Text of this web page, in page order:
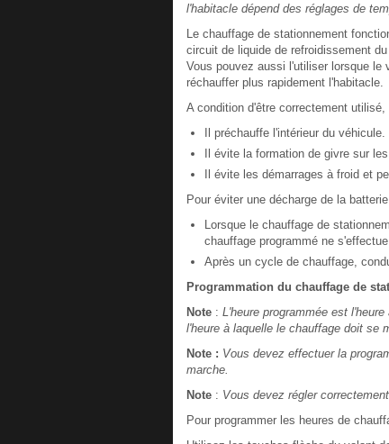
l'habitacle dépend des réglages de
Le chauffage de stationnement
circuit de liquide de refroidissement
Vous pouvez aussi l'utiliser lorsque le
réchauffer plus rapidement l'habitacle.
A condition d'être correctement
Il préchauffe l'intérieur du véhicule.
Il évite la formation de givre sur
Il évite les démarrages à froid et
Pour éviter une décharge de la
Lorsque le chauffage de
chauffage programmé ne
Après un cycle de chauffage,
Programmation du chauffage de
Note : L'heure programmée est
l'heure à laquelle le chauffage doit se
Note : Vous devez effectuer la
marche.
Note : Vous devez régler
Pour programmer les heures de